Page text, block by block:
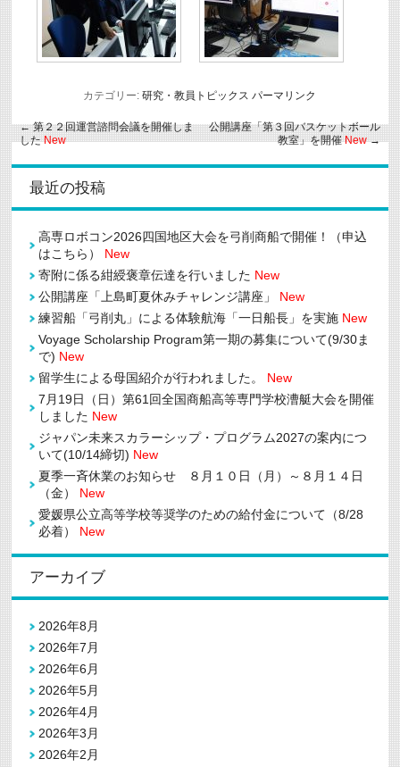
カテゴリー:研究・教員トピックス パーマリンク
←第２２回運営諮問会議を開催しま
したNew
公開講座「第３回バスケットボール
教室」を開催New →
最近の投稿
高専ロボコン2026四国地区大会を弓削商船で開催！（申込
はこちら） New
寄附に係る紺綬褒章伝達を行いました New
公開講座「上島町夏休みチャレンジ講座」
New
練習船「弓削丸」による体験航海「一日船長」を実施 New
Voyage Scholarship Program第一期の募集について(9/30ま
で) New
留学生による母国紹介が行われました。 New
7月19日（日）第61回全国商船高等専門学校漕艇大会を開催
しました New
ジャパン未来スカラーシップ・プログラム2027の案内につ
いて(10/14締切) New
夏季一斉休業のお知らせ ８月１０日（月）～８月１４日
（金） New
愛媛県公立高等学校等奨学のための給付金について（8/28
必着） New
アーカイブ
2026年8月
2026年7月
2026年6月
2026年5月
2026年4月
2026年3月
2026年2月